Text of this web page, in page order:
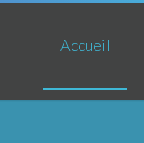
Accueil